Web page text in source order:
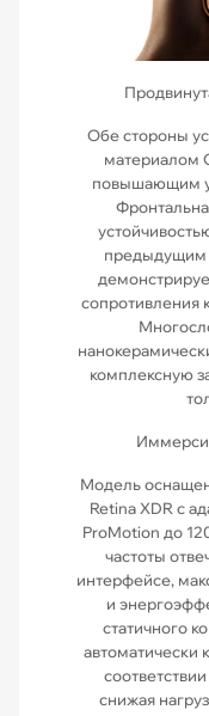
Обе стороны
материалом
повышающим
предыдущим
сопротивления
комплексную
Модель
Retina XDR с
ProMotion до
частоты
интерфейсе,
и
статичного
автоматически
снижая